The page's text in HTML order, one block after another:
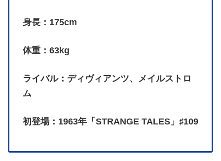
身長：175cm
体重：63kg
ライバル：ディヴィアンツ、メイルストロ
ム
初登場：1963年「STRANGE TALES」♯109